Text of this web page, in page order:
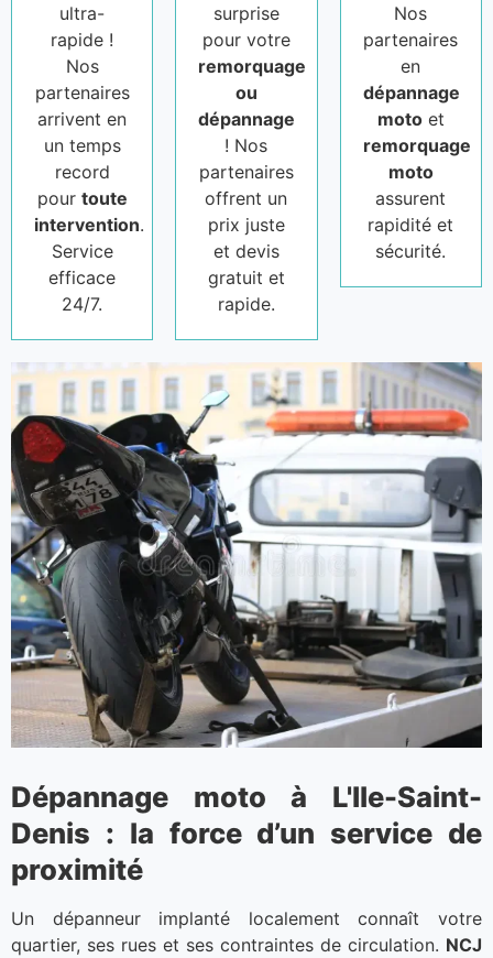
ultra-
rapide !
Nos
partenaires
arrivent en
un temps
record
pour toute
intervention.
Service
efficace
24/7.
surprise
pour votre
remorquage
ou
dépannage
! Nos
partenaires
offrent un
prix juste
et devis
gratuit et
rapide.
Nos
partenaires
en
dépannage
motoet
remorquage
moto
assurent
rapidité et
sécurité.
Dépannage moto à L'Ile-Saint-
Denis : la force d’un service de
proximité
Un dépanneur implanté localement connaît votre
quartier, ses rues et ses contraintes de circulation. NCJ